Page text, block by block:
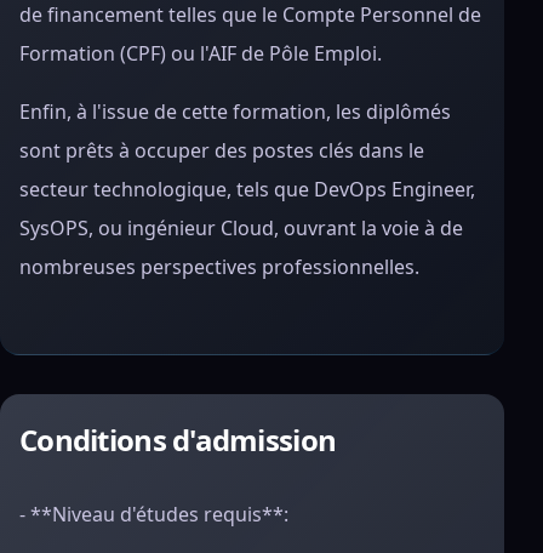
de financement telles que le Compte Personnel de
Formation (CPF) ou l'AIF de Pôle Emploi.
Enfin, à l'issue de cette formation, les diplômés
sont prêts à occuper des postes clés dans le
secteur technologique, tels que DevOps Engineer,
SysOPS, ou ingénieur Cloud, ouvrant la voie à de
nombreuses perspectives professionnelles.
Conditions d'admission
- **Niveau d'études requis**: